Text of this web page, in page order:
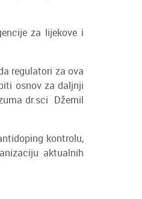
za lijekove i
regulatori za ova
osnov za daljnji
dr.sci Džemil
kontrolu,
aktualnih